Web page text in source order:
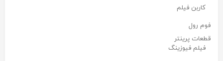
کاربن فیلم
فوم رول
قطعات پرینتر
فیلم فیوزینگ